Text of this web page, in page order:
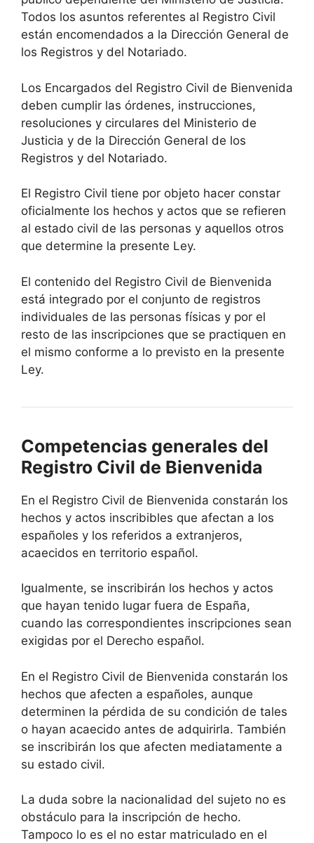
Todos los asuntos referentes al Registro Civil
están encomendados a la Dirección General de
los Registros y del Notariado.
Los Encargados del Registro Civil de Bienvenida
deben cumplir las órdenes, instrucciones,
resoluciones y circulares del Ministerio de
Justicia y de la Dirección General de los
Registros y del Notariado.
El Registro Civil tiene por objeto hacer constar
oficialmente los hechos y actos que se refieren
al estado civil de las personas y aquellos otros
que determine la presente Ley.
El contenido del Registro Civil de Bienvenida
está integrado por el conjunto de registros
individuales de las personas físicas y por el
resto de las inscripciones que se practiquen en
el mismo conforme a lo previsto en la presente
Ley.
Competencias generales del
Registro Civil de Bienvenida
En el Registro Civil de Bienvenida constarán los
hechos y actos inscribibles que afectan a los
españoles y los referidos a extranjeros,
acaecidos en territorio español.
Igualmente, se inscribirán los hechos y actos
que hayan tenido lugar fuera de España,
cuando las correspondientes inscripciones sean
exigidas por el Derecho español.
En el Registro Civil de Bienvenida constarán los
hechos que afecten a españoles, aunque
determinen la pérdida de su condición de tales
o hayan acaecido antes de adquirirla. También
se inscribirán los que afecten mediatamente a
su estado civil.
La duda sobre la nacionalidad del sujeto no es
obstáculo para la inscripción de hecho.
Tampoco lo es el no estar matriculado en el